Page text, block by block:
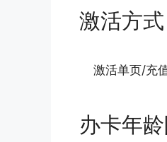
激活方式
激活单页/充
办卡年